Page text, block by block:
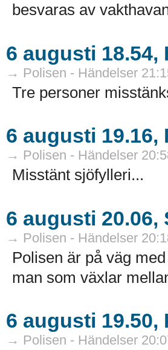
besvaras av
6 augusti 18.54,
→ Polisen - Händelser
Tre personer
6 augusti
→ Polisen - Händelser
Misstänt sjöfylleri...
6 augusti
→ Polisen - Händelser
Polisen är på väg
man som växlar
6 augusti
→ Polisen - Händelser